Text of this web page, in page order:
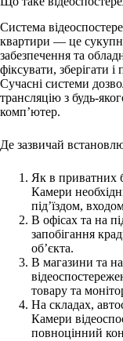
Система
квартири — це
забезпечення та
фіксувати, зберігати і
Сучасні системи
трансляцію з будь-
комп’ютер.
Де зазвичай
Як в приватних
Камери
під’їздом,
В офісах та на
запобігання
об’єкта.
В магазини та
товару та
На складах,
Камери
повноцінний